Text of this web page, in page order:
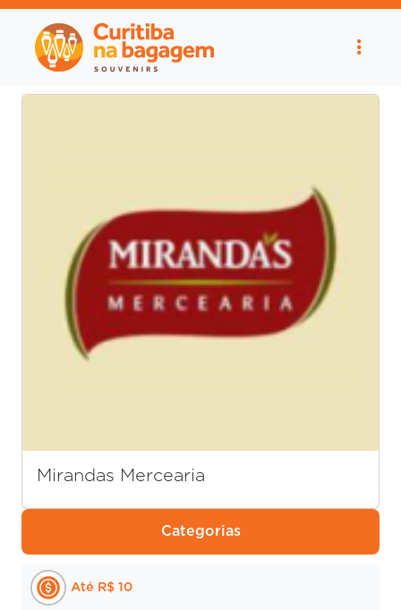
Noticias
Mirandas Mercearia
Categorias
Até R$ 10